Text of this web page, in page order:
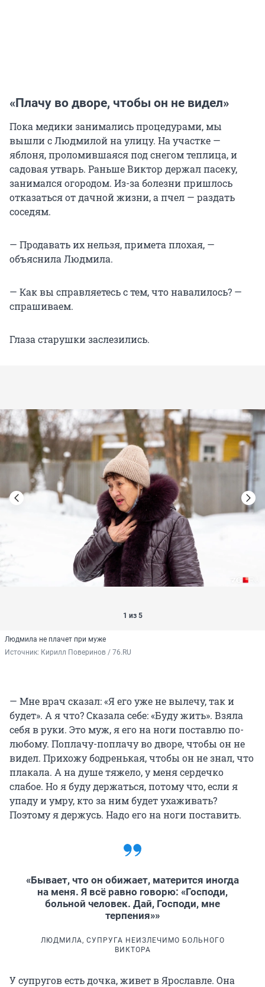
«Плачу во дворе, чтобы он не видел»
Пока медики занимались процедурами, мы
вышли с Людмилой на улицу. На участке —
яблоня, проломившаяся под снегом теплица, и
садовая утварь. Раньше Виктор держал пасеку,
занимался огородом. Из-за болезни пришлось
отказаться от дачной жизни, а пчел — раздать
соседям.
— Продавать их нельзя, примета плохая, —
объяснила Людмила.
— Как вы справляетесь с тем, что навалилось? —
спрашиваем.
Глаза старушки заслезились.
1 из 5
Людмила не плачет при муже
Источник: Кирилл Поверинов / 76.RU
— Мне врач сказал: «Я его уже не вылечу, так и
будет». А я что? Сказала себе: «Буду жить». Взяла
себя в руки. Это муж, я его на ноги поставлю по-
любому. Поплачу-поплачу во дворе, чтобы он не
видел. Прихожу бодренькая, чтобы он не знал, что
плакала. А на душе тяжело, у меня сердечко
слабое. Но я буду держаться, потому что, если я
упаду и умру, кто за ним будет ухаживать?
Поэтому я держусь. Надо его на ноги поставить.
«Бывает, что он обижает, матерится иногда
на меня. Я всё равно говорю: «Господи,
больной человек. Дай, Господи, мне
терпения»»
ЛЮДМИЛА, СУПРУГА НЕИЗЛЕЧИМО БОЛЬНОГО
ВИКТОРА
У супругов есть дочка, живет в Ярославле. Она